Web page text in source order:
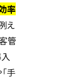
率
え
管
手